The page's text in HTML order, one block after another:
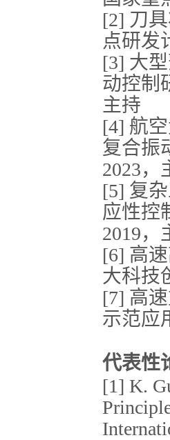
[2] 刀
点研发
[3] 大
动控制
主持
[4] 航
复合振
2023，
[5] 复
应性控
2019，
[6] 高
大科技
[7] 高
示范应
代表性
[1] K.